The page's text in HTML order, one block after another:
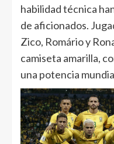
habilidad técnica
de aficionados.
Zico, Romário y
camiseta amarilla,
una potencia